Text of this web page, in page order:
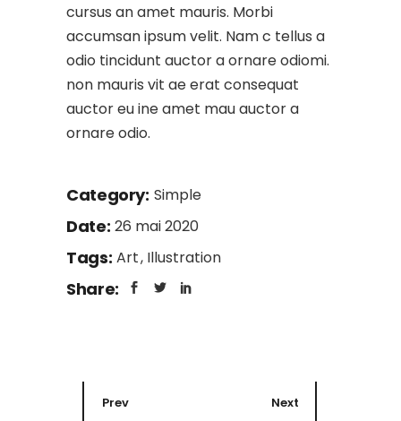
cursus an amet mauris. Morbi
accumsan ipsum velit. Nam c tellus a
odio tincidunt auctor a ornare odiomi.
non mauris vit ae erat consequat
auctor eu ine amet mau auctor a
ornare odio.
Category: Simple
Date: 26 mai 2020
Tags: Art Illustration
Share:
Prev Next